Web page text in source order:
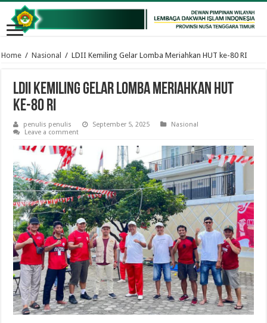
Home / Nasional / LDII Kemiling Gelar Lomba Meriahkan HUT ke-80 RI
LDII Kemiling Gelar Lomba Meriahkan HUT
ke-80 RI
penulis penulis September 5, 2025
Nasional
Leave a comment